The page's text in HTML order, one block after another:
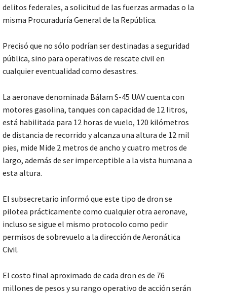
delitos federales, a solicitud de las fuerzas armadas o la
misma Procuraduría General de la República.
Precisó que no sólo podrían ser destinadas a seguridad
pública, sino para operativos de rescate civil en
cualquier eventualidad como desastres.
La aeronave denominada Bálam S-45 UAV cuenta con
motores gasolina, tanques con capacidad de 12 litros,
está habilitada para 12 horas de vuelo, 120 kilómetros
de distancia de recorrido y alcanza una altura de 12 mil
pies, mide Mide 2 metros de ancho y cuatro metros de
largo, además de ser imperceptible a la vista humana a
esta altura.
El subsecretario informó que este tipo de dron se
pilotea prácticamente como cualquier otra aeronave,
incluso se sigue el mismo protocolo como pedir
permisos de sobrevuelo a la dirección de Aeronática
Civil.
El costo final aproximado de cada dron es de 76
millones de pesos y su rango operativo de acción serán